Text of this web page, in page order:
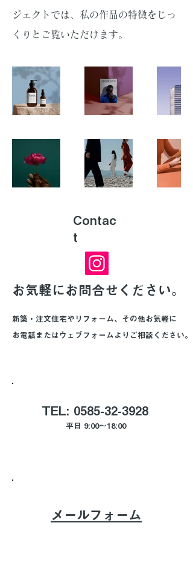
ジェクトでは、私の作品の特徴をじっ
くりとご覧いただけます。
Contac
t
お気軽にお問合せください。
新築・注文住宅やリフォーム、その他お気軽に
お電話またはウェブフォームよりご相談ください。
TEL: 0585-32-3928
平日 9:00～18:00
メールフォーム